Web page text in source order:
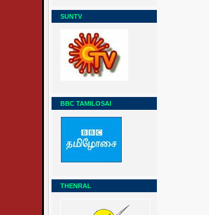
SUNTV
BBC TAMILOSAI
THENRAL